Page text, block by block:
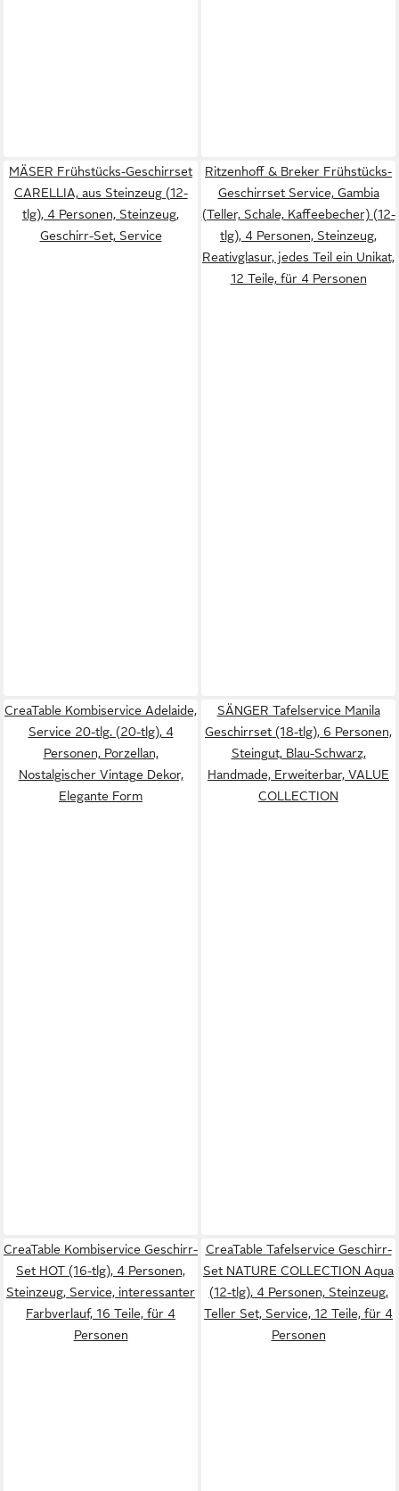
MÄSER Frühstücks-Geschirrset
CARELLIA, aus Steinzeug (12-
tlg), 4 Personen, Steinzeug,
Geschirr-Set, Service
Ritzenhoff & Breker Frühstücks-
Geschirrset Service, Gambia
(Teller, Schale, Kaffeebecher) (12-
tlg), 4 Personen, Steinzeug,
Reativglasur, jedes Teil ein Unikat,
12 Teile, für 4 Personen
CreaTable Kombiservice Adelaide,
Service 20-tlg. (20-tlg), 4
Personen, Porzellan,
Nostalgischer Vintage Dekor,
Elegante Form
SÄNGER Tafelservice Manila
Geschirrset (18-tlg), 6 Personen,
Steingut, Blau-Schwarz,
Handmade, Erweiterbar, VALUE
COLLECTION
CreaTable Kombiservice Geschirr-
Set HOT (16-tlg), 4 Personen,
Steinzeug, Service, interessanter
Farbverlauf, 16 Teile, für 4
Personen
CreaTable Tafelservice Geschirr-
Set NATURE COLLECTION Aqua
(12-tlg), 4 Personen, Steinzeug,
Teller Set, Service, 12 Teile, für 4
Personen